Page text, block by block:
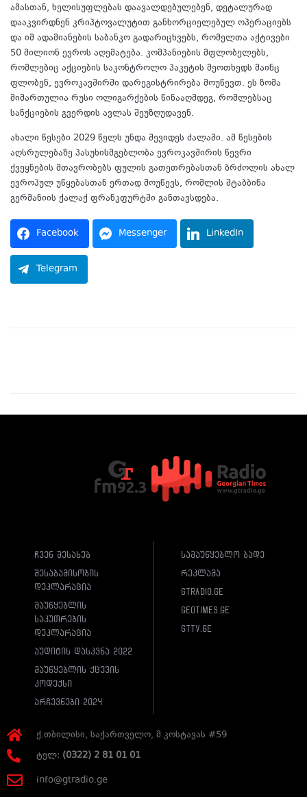
ამასთან, ხელისუფლებას დაავალდებულებენ, დეტალურად
დააკვირდნენ კრიპტოვალუტით განხორციელებულ ოპერაციებს
და იმ ადამიანების საბანკო გადარიცხვებს, რომელთა აქტივები
50 მილიონ ევროს აღემატება. კომპანიების მფლობელებს,
რომლებიც აქციების საკონტროლო პაკეტის მეოთხედს მაინც
ფლობენ, ევროკავშირში დარეგისტრირება მოუწევთ. ეს ზომა
მიმართულია რუსი ოლიგარქების წინააღმდეგ, რომლებსაც
სანქციების გვერდის ავლას შეუზღუდავენ.
ახალი წესები 2029 წელს უნდა შევიდეს ძალაში. ამ წესების
აღსრულებაზე პასუხისმგებლობა ევროკავშირის წევრი
ქვეყნების მთავრობებს ფულის გათეთრებასთან ბრძოლის ახალ
ევროპულ უწყებასთან ერთად მოუწევს, რომლის შტაბბინა
გერმანიის ქალაქ ფრანკფურტში განთავსდება.
Facebook Messenger LinkedIn
Telegram
ჩვენ შესახებ
შესაბამისობის
დეკლარაცია
მაუწყებლის
საკუთრების
დეკლარაცია
აუდიტის დასკვნა 2022
მაუწყებლის ქცევის
კოდექსი
არჩევნები 2024
სამაუწყებლო ბადე
რეკლამა
gtradio.ge
geotimes.ge
gttv.ge
ქ.თბილისი, საქართველო, მ.კოსტავას #59
ტელ: (0322) 2 81 01 01
info@gtradio.ge